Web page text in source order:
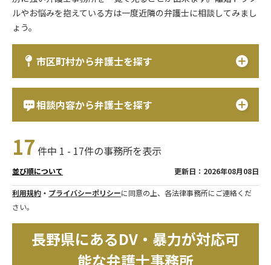
ルやお悩みを抱えている方は一度近隣の弁護士に相談してみまし
ょう。
市区町村から弁護士を探す
相談内容から弁護士を探す
17 件中 1 - 17件の事務所を表示
並び順について 更新日：2026年08月08日
利用規約 ・ プライバシーポリシーに同意の上、各法律事務所にご連絡くだ
さい。
長野県にあるDV・暴力が対応可
能な弁護士事務所